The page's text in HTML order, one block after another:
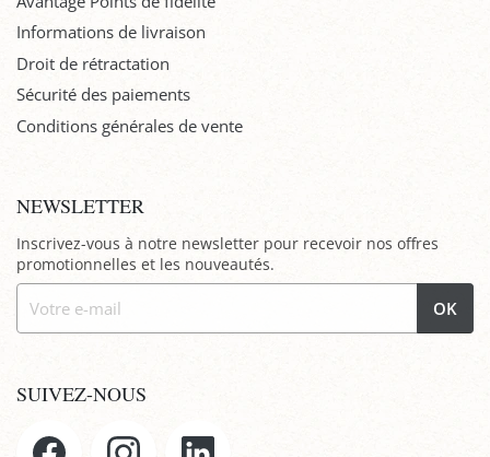
Informations de livraison
Droit de rétractation
Sécurité des paiements
Conditions générales de vente
NEWSLETTER
Inscrivez-vous à notre newsletter pour recevoir nos offres
promotionnelles et les nouveautés.
OK
SUIVEZ-NOUS